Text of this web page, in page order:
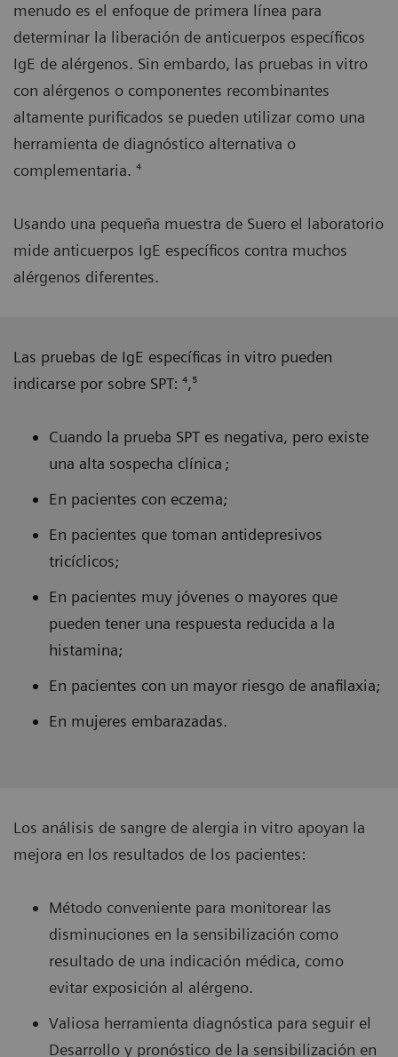
menudo es el enfoque de primera línea para
determinar la liberación de anticuerpos específicos
IgE de alérgenos. Sin embardo, las pruebas in vitro
con alérgenos o componentes recombinantes
altamente purificados se pueden utilizar como una
herramienta de diagnóstico alternativa o
complementaria. ⁴
Usando una pequeña muestra de Suero el laboratorio
mide anticuerpos IgE específicos contra muchos
alérgenos diferentes.
Las pruebas de IgE específicas in vitro pueden
indicarse por sobre SPT: ⁴,⁵
Cuando la prueba SPT es negativa, pero existe
una alta sospecha clínica ;
En pacientes con eczema;
En pacientes que toman antidepresivos
tricíclicos;
En pacientes muy jóvenes o mayores que
pueden tener una respuesta reducida a la
histamina;
En pacientes con un mayor riesgo de anafilaxia;
En mujeres embarazadas.
Los análisis de sangre de alergia in vitro apoyan la
mejora en los resultados de los pacientes:
Método conveniente para monitorear las
disminuciones en la sensibilización como
resultado de una indicación médica, como
evitar exposición al alérgeno.
Valiosa herramienta diagnóstica para seguir el
Desarrollo y pronóstico de la sensibilización en